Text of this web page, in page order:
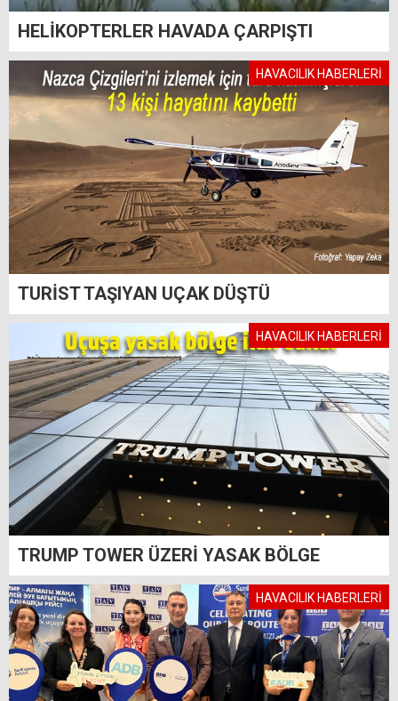
HELİKOPTERLER HAVADA ÇARPIŞTI
HAVACILIK HABERLERİ
TURİST TAŞIYAN UÇAK DÜŞTÜ
HAVACILIK HABERLERİ
TRUMP TOWER ÜZERİ YASAK BÖLGE
HAVACILIK HABERLERİ